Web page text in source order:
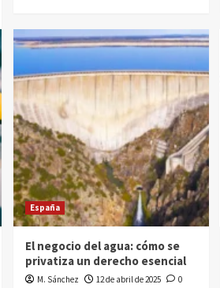
España
El negocio del agua: cómo se
privatiza un derecho esencial
M. Sánchez 12 de abril de 2025 0